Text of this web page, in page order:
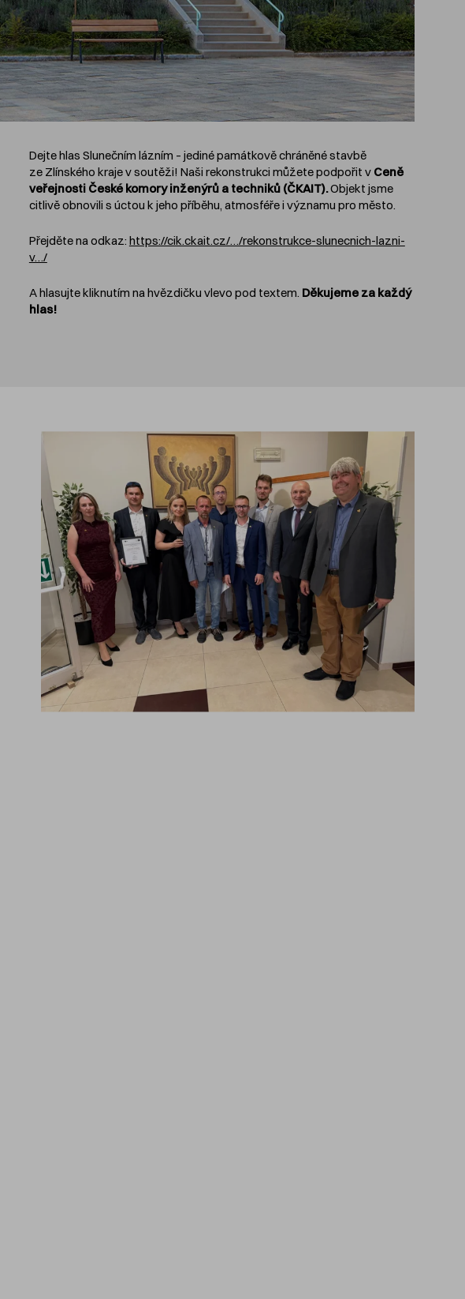
Dejte hlas Slunečním lázním – jediné památkově chráněné stavbě
ze Zlínského kraje v soutěži! Naši rekonstrukci můžete podpořit v Ceně
veřejnosti České komory inženýrů a techniků (ČKAIT).Objekt jsme
citlivě obnovili s úctou k jeho příběhu, atmosféře i významu pro město.
Přejděte na odkaz: https://cik.ckait.cz/…/rekonstrukce-slunecnich-lazni-
v…/
A hlasujte kliknutím na hvězdičku vlevo pod textem. Děkujeme za každý
hlas!